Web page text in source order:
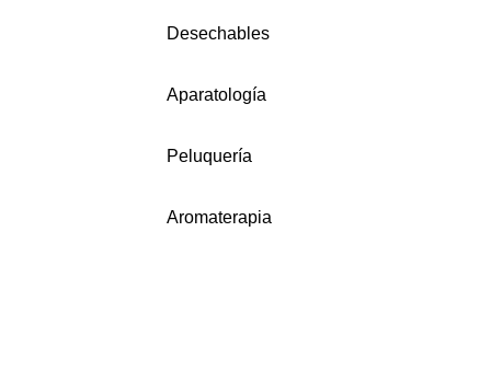
Desechables
Aparatología
Peluquería
Aromaterapia